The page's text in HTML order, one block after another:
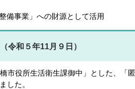
業」への財源として活用
令和５年11月９日）
役所生活衛生課御中」とした、「
した。